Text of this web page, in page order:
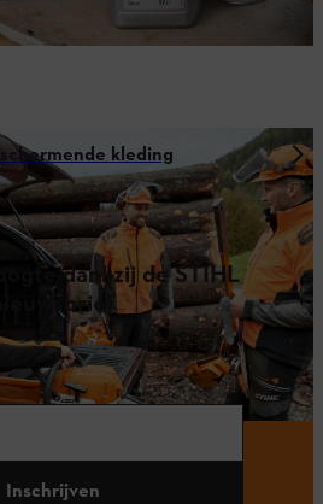
kleding
dankzij de STIHL
nieuwsbrief
Inschrijven